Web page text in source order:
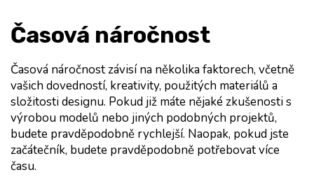
Časová náročnost
Časová náročnost závisí na několika faktorech, včetně
vašich dovedností, kreativity, použitých materiálů a
složitosti designu. Pokud již máte nějaké zkušenosti s
výrobou modelů nebo jiných podobných projektů,
budete pravděpodobně rychlejší. Naopak, pokud jste
začátečník, budete pravděpodobně potřebovat více
času.